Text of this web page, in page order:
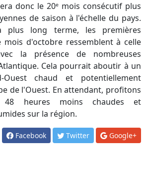
de saison à l'échelle du pays.
long terme, les premières
mois d'octobre ressemblent à celle
la présence de nombreuses
Cela pourrait aboutir à un
Ouest chaud et potentiellement
de l'Ouest. En attendant, profitons
48 heures moins chaudes et
sur la région.
Facebook Twitter Google+